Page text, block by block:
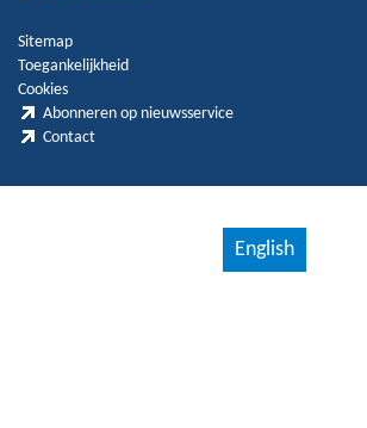
Sitemap
Toegankelijkheid
Cookies
Abonneren op nieuwsservice
Contact
English